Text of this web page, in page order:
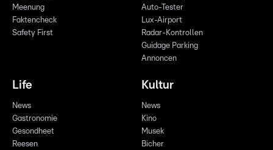
Meenung
Faktencheck
Safety First
Auto-Tester
Lux-Airport
Radar-Kontrollen
Guidage Parking
Annoncen
Life
News
Gastronomie
Gesondheet
Reesen
Kultur
News
Kino
Musek
Bicher